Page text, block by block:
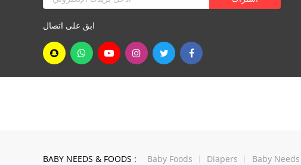
ابق على اتصال
BABY NEEDS & FOODS : Baby Foods Diapers Baby Needs